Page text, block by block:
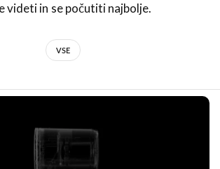
videti in se počutiti najbolje.
VSE